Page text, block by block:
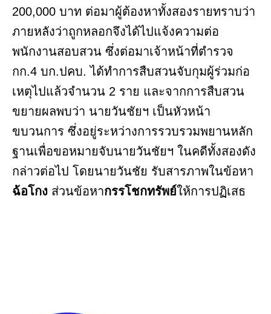
200,000 บาท ต่อมาผู้ต้องหาทั้งสองรายทราบว่า
ภายหลังว่าถูกหลอกจึงได้ไปแจ้งความต่อ
พนักงานสอบสวน ซึ่งต่อมาเจ้าหน้าที่ตำรวจ
กก.4 บก.ปคบ. ได้ทำการสืบสวนจับกุมผู้ร่วมก่อ
เหตุไปแล้วจำนวน 2 ราย และจากการสืบสวน
ขยายผลพบว่า นายวันชัยฯ เป็นหัวหน้า
ขบวนการ ซึ่งอยู่ระหว่างการรวบรวมพยานหลัก
ฐานเพื่อขอหมายจับนายวันชัยฯ ในคดีทั้งสองดัง
กล่าวต่อไป โดยนายวันชัย รับสารภาพในข้อหา
ฉ้อโกง ส่วนข้อหากรรโชกทรัพย์ให้การปฏิเสธ